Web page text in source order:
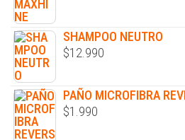
SHAMPOO NEUTRO
$12.990
PAÑO MICROFIBRA
$1.990